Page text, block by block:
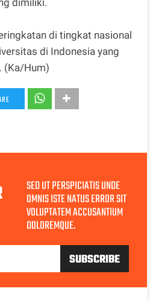
di tingkat nasional
di Indonesia yang
(Ka/Hum)
SED UT PERSPICIATIS UNDE
OMNIS ISTE NATUS ERROR SIT
VOLUPTATEM ACCUSANTIUM
DOLOREMQUE.